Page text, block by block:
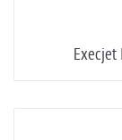
Execjet II